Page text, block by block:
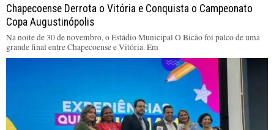
Chapecoense Derrota o Vitória e Conquista o Campeonato
Copa Augustinópolis
Na noite de 30 de novembro, o Estádio Municipal O Bicão foi palco de uma
grande final entre Chapecoense e Vitória. Em